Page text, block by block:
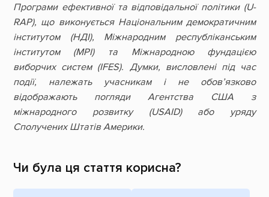
Програми ефективної та відповідальної політики (U-
RAP), що виконується Національним демократичним
інститутом (НДІ), Міжнародним республіканським
інститутом (МРІ) та Міжнародною фундацією
виборчих систем (IFES). Думки, висловлені під час
події, належать учасникам і не обов’язково
відображають погляди Агентства США з
міжнародного розвитку (USAID) або уряду
Сполучених Штатів Америки.
Чи була ця стаття корисна?